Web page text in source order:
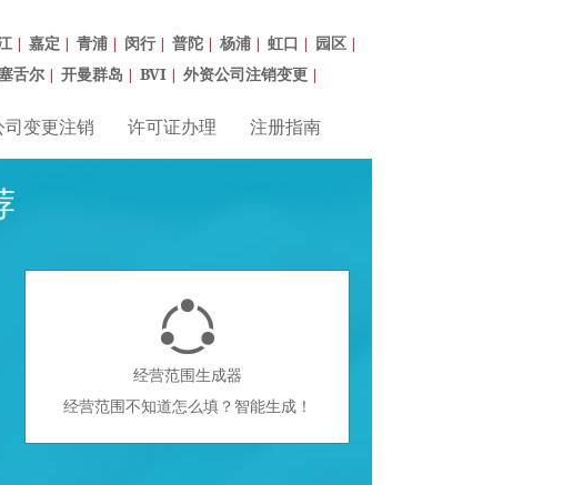
| 嘉定 | 青浦 | 闵行 | 普陀 | 杨浦 | 虹口 | 园区 |
舌尔 | 开曼群岛 | BVI | 外资公司注销变更 |
司变更注销 许可证办理 注册指南

经营范围生成器
经营范围不知道怎么填？智能生成！